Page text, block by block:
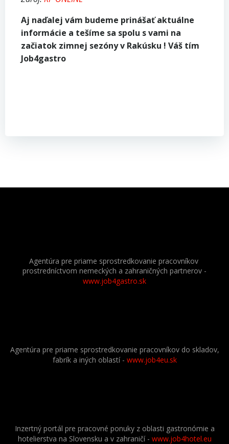
Aj naďalej vám budeme prinášať aktuálne
informácie a tešíme sa spolu s vami na
začiatok zimnej sezóny v Rakúsku ! Váš tím
Job4gastro
Agentúra pre priame sprostredkovanie pracovníkov
prostredníctvom nemeckých a zahraničných partnerov -
www.job4gastro.sk
Agentúra pre priame sprostredkovanie pracovníkov do skladov,
fabrík a iných oblastí - www.job4eu.sk
Inzertný portál pre pracovné ponuky z oblasti gastronómie a
hotelierstva na Slovensku a v zahraničí - www.job4hotel.eu